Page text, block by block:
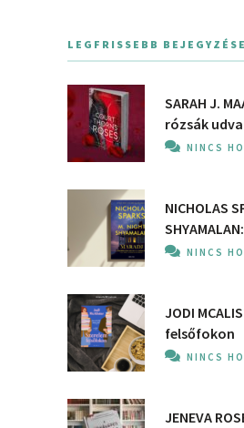
LEGFRISSEBB
SARAH J.
rózsák
NINCS
NICHOLAS
NINCS
JODI
felsőfokon
NINCS
JENEVA